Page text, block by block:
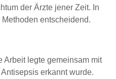
der Ärzte jener Zeit. In
entscheidend.
legte gemeinsam mit
erkannt wurde.